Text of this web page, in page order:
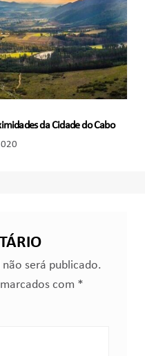
da Cidade do Cabo
será publicado.
com *